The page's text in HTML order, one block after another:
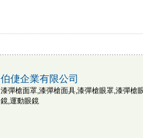
伯倢企業有限公司
漆彈槍面罩,漆彈槍面具,漆彈槍眼罩,漆彈槍
鏡,運動眼鏡